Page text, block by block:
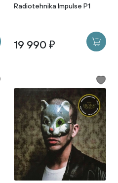
Radiotehnika Impulse P1
19 990 ₽